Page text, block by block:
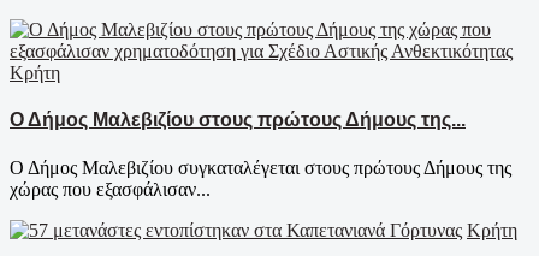
Κρήτη
Ο Δήμος Μαλεβιζίου στους πρώτους Δήμους της...
Ο Δήμος Μαλεβιζίου συγκαταλέγεται στους πρώτους Δήμους της
χώρας που εξασφάλισαν...
Κρήτη